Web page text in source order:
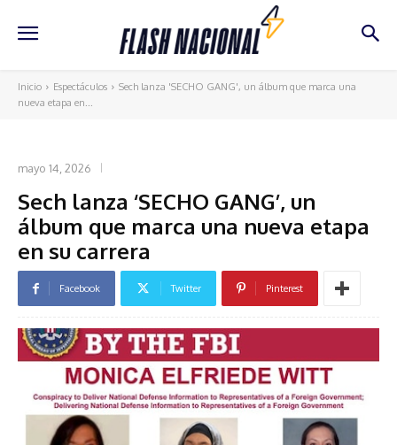
Inicio Espectáculos
Sech lanza 'SECHO GANG', un álbum que marca una
nueva etapa en...
mayo 14, 2026
Sech lanza ‘SECHO GANG’, un
álbum que marca una nueva etapa
en su carrera
Facebook Twitter Pinterest